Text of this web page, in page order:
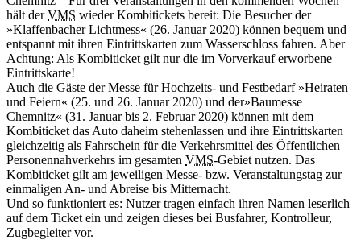
hält der VMS wieder Kombitickets bereit: Die Besucher der
»Klaffenbacher Lichtmess« (26. Januar 2020) können bequem und
entspannt mit ihren Eintrittskarten zum Wasserschloss fahren. Aber
Achtung: Als Kombiticket gilt nur die im Vorverkauf erworbene
Eintrittskarte!
Auch die Gäste der Messe für Hochzeits- und Festbedarf »Heiraten
und Feiern« (25. und 26. Januar 2020) und der»Baumesse
Chemnitz« (31. Januar bis 2. Februar 2020) können mit dem
Kombiticket das Auto daheim stehenlassen und ihre Eintrittskarten
gleichzeitig als Fahrschein für die Verkehrsmittel des Öffentlichen
Personennahverkehrs im gesamten VMS-Gebiet nutzen. Das
Kombiticket gilt am jeweiligen Messe- bzw. Veranstaltungstag zur
einmaligen An- und Abreise bis Mitternacht.
Und so funktioniert es: Nutzer tragen einfach ihren Namen leserlich
auf dem Ticket ein und zeigen dieses bei Busfahrer, Kontrolleur,
Zugbegleiter vor.